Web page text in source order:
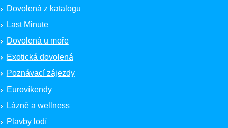
Dovolená z katalogu
Last Minute
Dovolená u moře
Exotická dovolená
Poznávací zájezdy
Eurovíkendy
Lázně a wellness
Plavby lodí